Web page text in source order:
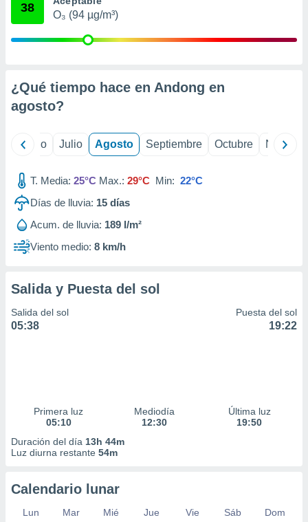
publicidad
1199
38
O₃ (94 µg/m³)
¿Qué tiempo hace en Andong en
agosto?
Junio Julio Agosto Septiembre Octubre
T. Media: 25°C Max.: 29°C Min: 22°C
Días de lluvia: 15 días
Acum. de lluvia: 189 l/m²
Viento medio: 8 km/h
Salida y Puesta del sol
Salida del sol
05:38
Puesta del sol
19:22
Primera luz
05:10
Mediodía
12:30
Última luz
19:50
Duración del día 13h 44m
Luz diurna restante 54m
Calendario lunar
Lun Mar Mié Jue Vie Sáb
Dom